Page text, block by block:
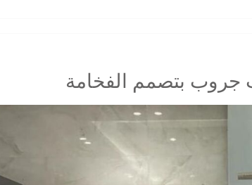
بتصمم الفخامة